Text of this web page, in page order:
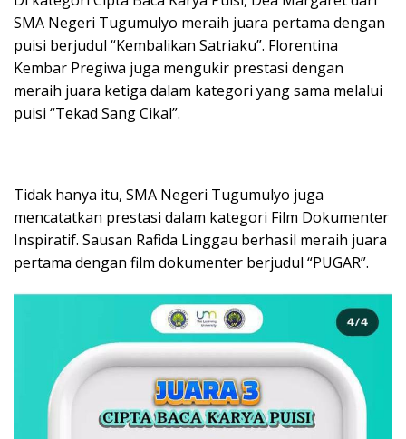
SMA Negeri Tugumulyo meraih juara pertama dengan
puisi berjudul “Kembalikan Satriaku”. Florentina
Kembar Pregiwa juga mengukir prestasi dengan
meraih juara ketiga dalam kategori yang sama melalui
puisi “Tekad Sang Cikal”.
Tidak hanya itu, SMA Negeri Tugumulyo juga
mencatatkan prestasi dalam kategori Film Dokumenter
Inspiratif. Sausan Rafida Linggau berhasil meraih juara
pertama dengan film dokumenter berjudul “PUGAR”.